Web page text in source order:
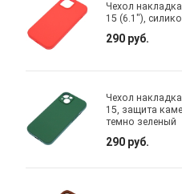
Чехол
15 (6.1"),
290 руб.
Чехол
15, защита
темно зеленый
290 руб.